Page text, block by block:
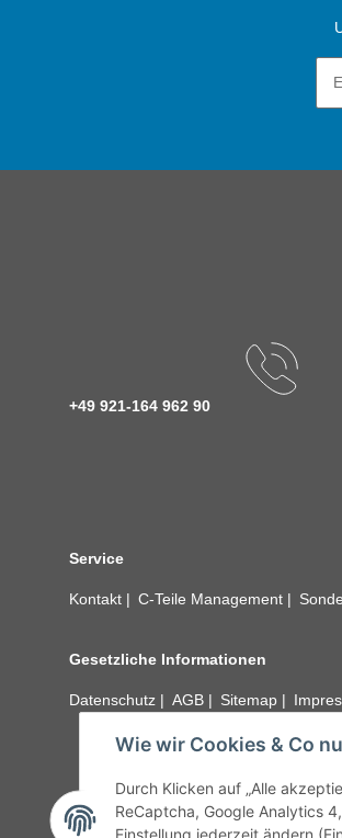
Wie wir Cookies & Co
Durch Klicken auf „Alle
ReCaptcha, Google Analytics
Einstellung jederzeit ändern
+49 921-164 962 90
Service
Kontakt C-Teile Management
Gesetzliche Informationen
Datenschutz AGB Sitemap